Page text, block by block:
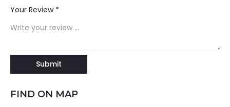
Your Review *
FIND ON MAP